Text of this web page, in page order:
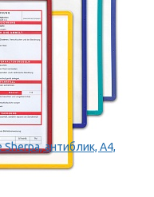
антиблик, А4,